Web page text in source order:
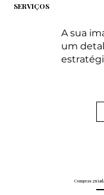
SERVIÇOS
A sua
um
Compras